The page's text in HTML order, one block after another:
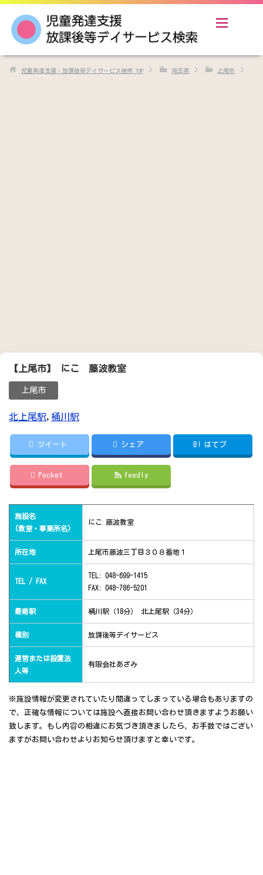
児童発達支援・放課後等デイサービス検索 TOP 埼玉県 上尾市
【上尾市】 にこ 藤波教室
上尾市
北上尾駅, 桶川駅
ツイート シェア B! はてブ
Pocket feedly
施設名
(教室・事業所名)
にこ 藤波教室
所在地 上尾市藤波三丁目３０８番地１
TEL / FAX
TEL: 048-699-1415
FAX: 048-786-5201
最寄駅 桶川駅（18分） 北上尾駅（34分）
種別 放課後等デイサービス
運営または設置法
人等
有限会社あざみ
※施設情報が変更されていたり間違ってしまっている場合もありますの
で、正確な情報については施設へ直接お問い合わせ頂きますようお願い
致します。もし内容の相違にお気づき頂きましたら、お手数ではござい
ますがお問い合わせよりお知らせ頂けますと幸いです。